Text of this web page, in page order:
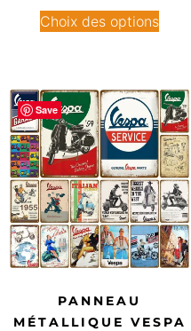
Choix des options
Save
PANNEAU
MÉTALLIQUE VESPA